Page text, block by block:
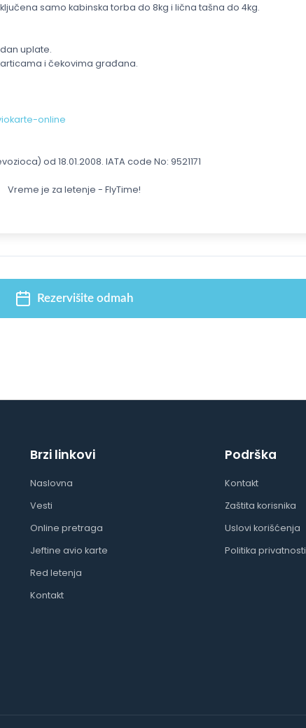
samo kabinska torba do 8kg i lična tašna do 4kg.
uplate.
i čekovima građana.
online
od 18.01.2008. IATA code No: 9521171
Vreme je za letenje - FlyTime!
Rezervišite odmah
Brzi linkovi
Naslovna
Vesti
Online pretraga
Jeftine avio karte
Red letenja
Kontakt
Podrška
Kontakt
Zaštita korisnika
Uslovi korišćenja
Politika privatnosti